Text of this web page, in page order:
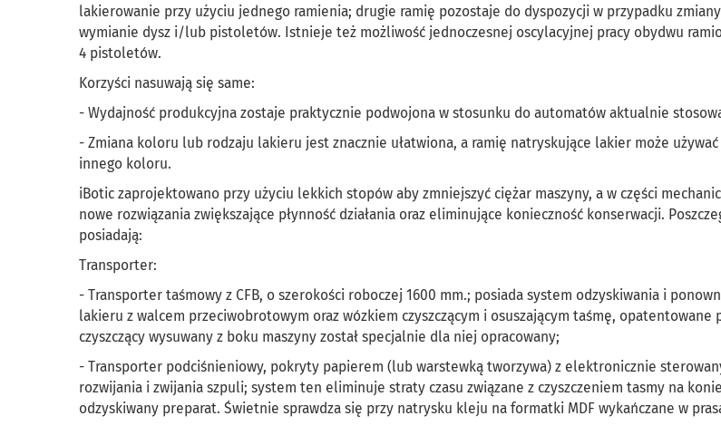
lakierowanie przy użyciu jednego ramienia; drugie ramię pozostaje do dyspozycji w przypadku
wymianie dysz i/lub pistoletów. Istnieje też możliwość jednoczesnej oscylacyjnej pracy obydwu
4 pistoletów.
Korzyści nasuwają się same:
- Wydajność produkcyjna zostaje praktycznie podwojona w stosunku do automatów aktualnie
- Zmiana koloru lub rodzaju lakieru jest znacznie ułatwiona, a ramię natryskujące lakier może
innego koloru.
iBotic zaprojektowano przy użyciu lekkich stopów aby zmniejszyć ciężar maszyny, a w części
nowe rozwiązania zwiększające płynność działania oraz eliminujące konieczność konserwacji.
posiadają:
Transporter:
- Transporter taśmowy z CFB, o szerokości roboczej 1600 mm.; posiada system odzyskiwania i
lakieru z walcem przeciwobrotowym oraz wózkiem czyszczącym i osuszającym taśmę, opatentowane
czyszczący wysuwany z boku maszyny został specjalnie dla niej opracowany;
- Transporter podciśnieniowy, pokryty papierem (lub warstewką tworzywa) z elektronicznie
rozwijania i zwijania szpuli; system ten eliminuje straty czasu związane z czyszczeniem tasmy na
odzyskiwany preparat. Świetnie sprawdza się przy natrysku kleju na formatki MDF wykańczane w